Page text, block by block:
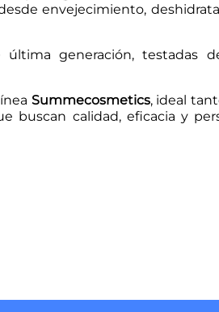
envejecimiento,
generación, testadas
Summecosmetics, ideal
buscan calidad, eficacia y